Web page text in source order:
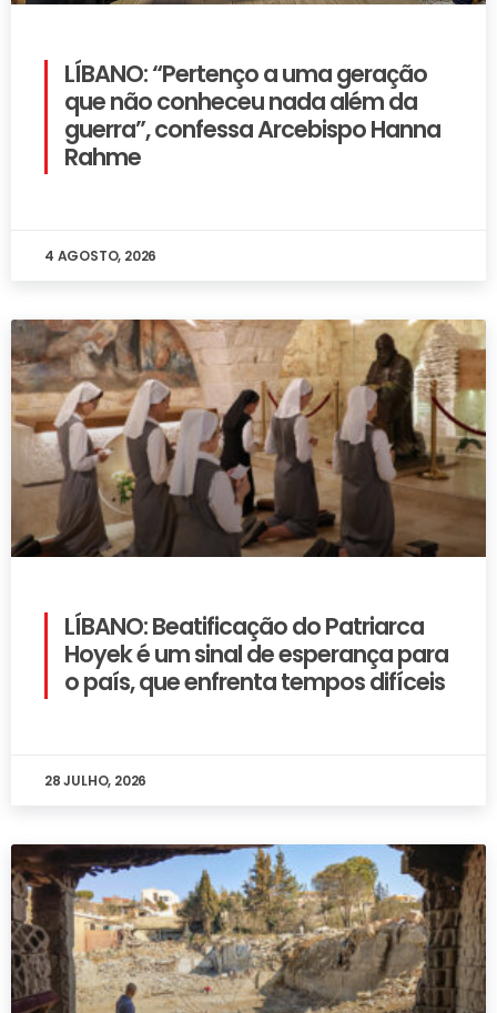
LÍBANO: “Pertenço a uma geração
que não conheceu nada além da
guerra”, confessa Arcebispo Hanna
Rahme
4 AGOSTO, 2026
LÍBANO: Beatificação do Patriarca
Hoyek é um sinal de esperança para
o país, que enfrenta tempos difíceis
28 JULHO, 2026